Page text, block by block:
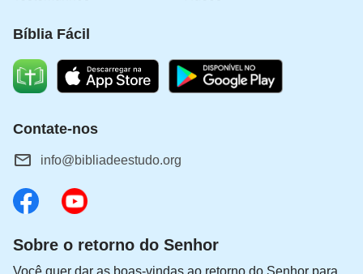
Bíblia Fácil
Contate-nos
info@bibliadeestudo.org
Sobre o retorno do Senhor
Você quer dar as boas-vindas ao retorno do Senhor para